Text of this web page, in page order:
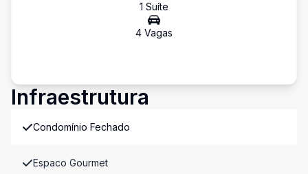
1 Suíte
4 Vagas
Infraestrutura
Condomínio Fechado
Espaco Gourmet